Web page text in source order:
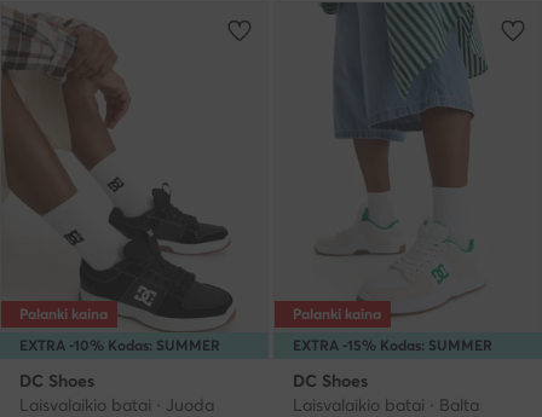
EXTRA -10% Kodas: SUMMER
Palanki kaina
DC Shoes
Laisvalaikio batai · Juoda
EXTRA -15% Kodas: SUMMER
Palanki kaina
DC Shoes
Laisvalaikio batai · Balta